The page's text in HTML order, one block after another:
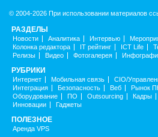
© 2004-2026 При использовании материалов
РАЗДЕЛЫ
Новости Аналитика Интервью
Колонка редактора
IT рейтинг ICT Life
Релизы
Видео Фотогалерея
РУБРИКИ
Интернет Мобильная связь CIO/
Интеграция
Безопасность Веб Рынок
Оборудование
ПО Outsourcing Кадры
Инновации
Гаджеты
ПОЛЕЗНОЕ
Аренда VPS